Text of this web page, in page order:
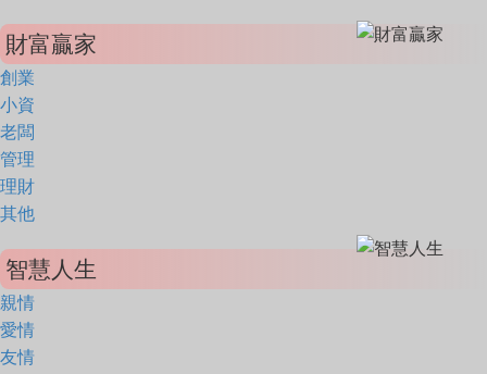
財富贏家
創業
小資
老闆
管理
理財
其他
智慧人生
親情
愛情
友情